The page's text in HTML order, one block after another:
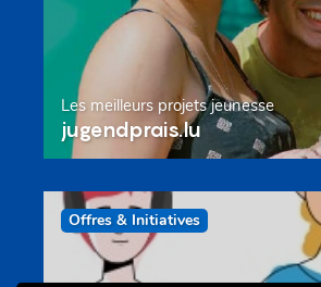
Les meilleurs projets jeunesse
jugendprais.lu
Offres & Initiatives